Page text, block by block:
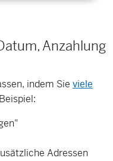
Anzahlung
indem Sie viele
Adressen